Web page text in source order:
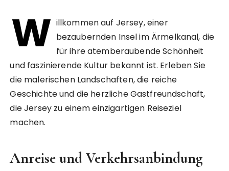
W illkommen auf Jersey, einer
bezaubernden Insel im Ärmelkanal, die
für ihre atemberaubende Schönheit
und faszinierende Kultur bekannt ist. Erleben Sie
die malerischen Landschaften, die reiche
Geschichte und die herzliche Gastfreundschaft,
die Jersey zu einem einzigartigen Reiseziel
machen.
Anreise und Verkehrsanbindung